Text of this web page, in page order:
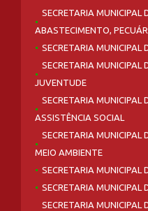
SECRETARIA MUNICIPAL
ABASTECIMENTO,
SECRETARIA MUNICIPAL
SECRETARIA MUNICIPAL
JUVENTUDE
SECRETARIA MUNICIPAL
ASSISTÊNCIA SOCIAL
SECRETARIA MUNICIPAL
MEIO AMBIENTE
SECRETARIA MUNICIPAL
SECRETARIA MUNICIPAL
SECRETARIA MUNICIPAL